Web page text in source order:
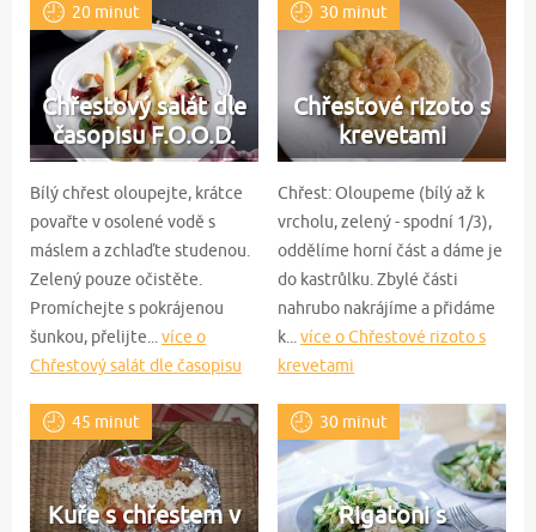
20 minut
Chřestový salát dle
časopisu F.O.O.D.
Bílý chřest oloupejte, krátce
povařte v osolené vodě s
máslem a zchlaďte studenou.
Zelený pouze očistěte.
Promíchejte s pokrájenou
šunkou, přelijte... více o
Chřestový salát dle časopisu
30 minut
Chřestové rizoto s
krevetami
Chřest: Oloupeme (bílý až k
vrcholu, zelený - spodní 1/3),
oddělíme horní část a dáme je
do kastrůlku. Zbylé části
nahrubo nakrájíme a přidáme
k... více o Chřestové rizoto s
krevetami
45 minut
Kuře s chřestem v
30 minut
Rigatoni s